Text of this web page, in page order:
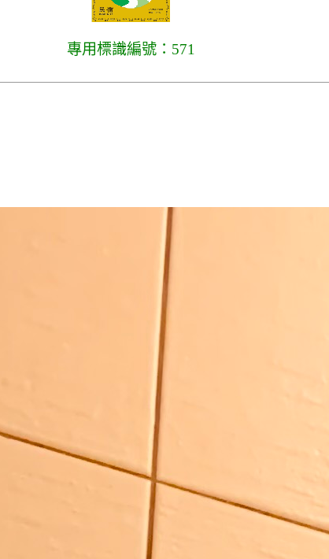
專用標識編號：571